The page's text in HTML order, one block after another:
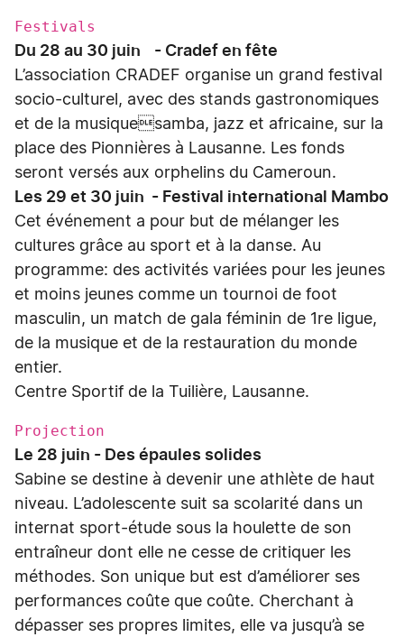
Festivals
Du 28 au 30 juin - Cradef en fête
L’association CRADEF organise un grand festival
socio-culturel, avec des stands gastronomiques
et de la musiquesamba, jazz et africaine, sur la
place des Pionnières à Lausanne. Les fonds
seront versés aux orphelins du Cameroun.
Les 29 et 30 juin - Festival international Mambo
Cet événement a pour but de mélanger les
cultures grâce au sport et à la danse. Au
programme: des activités variées pour les jeunes
et moins jeunes comme un tournoi de foot
masculin, un match de gala féminin de 1re ligue,
de la musique et de la restauration du monde
entier.
Centre Sportif de la Tuilière, Lausanne.
Projection
Le 28 juin - Des épaules solides
Sabine se destine à devenir une athlète de haut
niveau. L’adolescente suit sa scolarité dans un
internat sport-étude sous la houlette de son
entraîneur dont elle ne cesse de critiquer les
méthodes. Son unique but est d’améliorer ses
performances coûte que coûte. Cherchant à
dépasser ses propres limites, elle va jusqu’à se